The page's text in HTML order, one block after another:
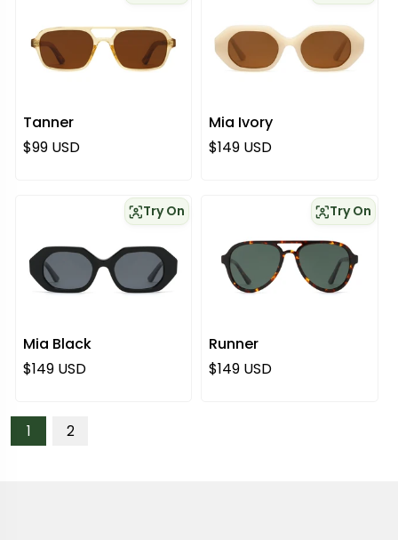
Tanner
Regulärer Preis
$99 USD
Mia Ivory
Regulärer Preis
$149 USD
Mia Black
Try On
Regulärer Preis
$149 USD
Runner
Try On
Regulärer Preis
$149 USD
1 2